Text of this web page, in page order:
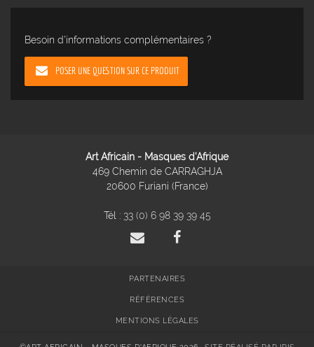
Besoin d'informations complémentaires ?
POSER UNE QUESTION SUR CE PRODUIT
Art Africain - Masques d'Afrique
469 Chemin de CARRAGHJA
20600 Furiani (France)
Tél : 33 (0) 6 98 39 39 45
PARTENAIRES
RÉFÉRENCES
MENTIONS LÉGALES